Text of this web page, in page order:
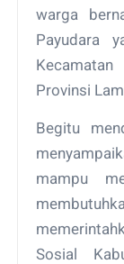
warga
Payudara
Provinsi
Begitu
mampu
Sosial